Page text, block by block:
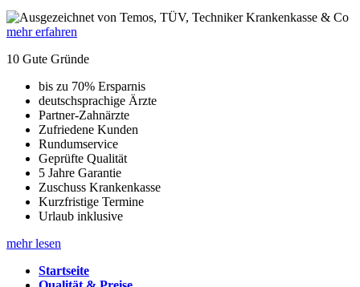
mehr erfahren
10 Gute Gründe
bis zu 70% Ersparnis
deutschsprachige Ärzte
Partner-Zahnärzte
Zufriedene Kunden
Rundumservice
Geprüfte Qualität
5 Jahre Garantie
Zuschuss Krankenkasse
Kurzfristige Termine
Urlaub inklusive
mehr lesen
Startseite